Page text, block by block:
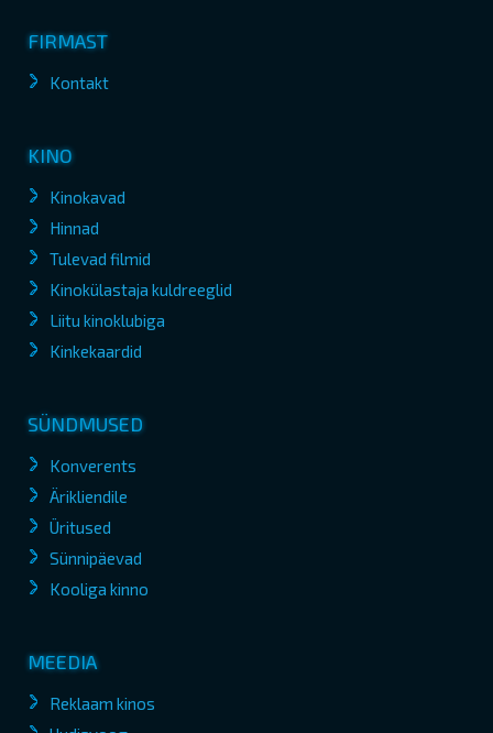
FIRMAST
Kontakt
KINO
Kinokavad
Hinnad
Tulevad filmid
Kinokülastaja kuldreeglid
Liitu kinoklubiga
Kinkekaardid
SÜNDMUSED
Konverents
Ärikliendile
Üritused
Sünnipäevad
Kooliga kinno
MEEDIA
Reklaam kinos